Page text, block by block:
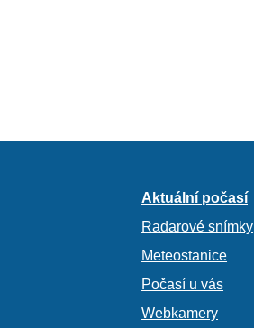
Aktuální počasí
Radarové snímky
Meteostanice
Počasí u vás
Webkamery